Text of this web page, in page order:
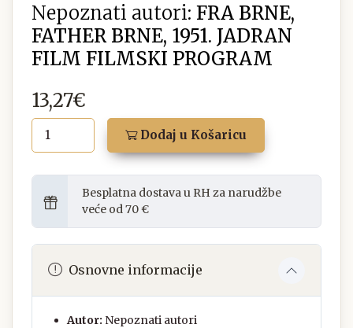
Nepoznati autori: FRA BRNE,
FATHER BRNE, 1951. JADRAN
FILM FILMSKI PROGRAM
13,27€
Dodaj u Košaricu
Besplatna dostava u RH za narudžbe
veće od 70 €
Osnovne informacije
Autor: Nepoznati autori